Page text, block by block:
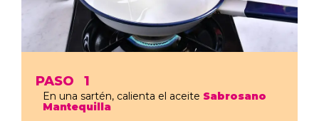
PASO 1
En una sartén, calienta el aceite Sabrosano
Mantequilla